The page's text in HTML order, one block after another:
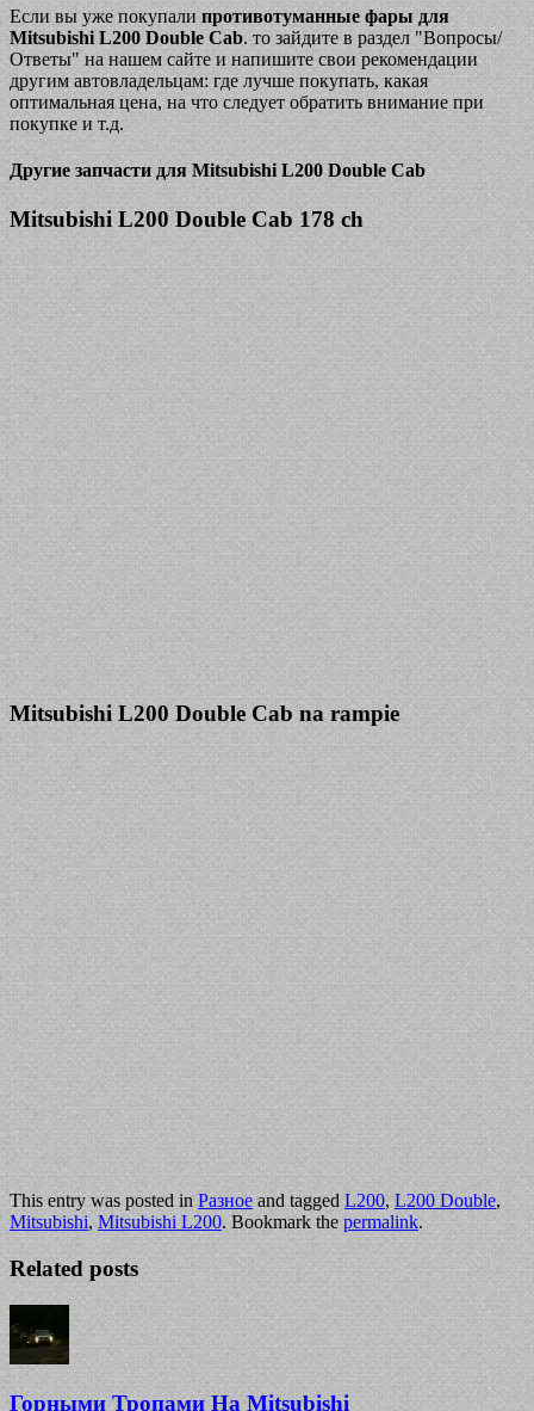
Если вы уже покупали противотуманные фары для
Mitsubishi L200 Double Cab. то зайдите в раздел "Вопросы/
Ответы" на нашем сайте и напишите свои рекомендации
другим автовладельцам: где лучше покупать, какая
оптимальная цена, на что следует обратить внимание при
покупке и т.д.
Другие запчасти для Mitsubishi L200 Double Cab
Mitsubishi L200 Double Cab 178 ch
Mitsubishi L200 Double Cab na rampie
This entry was posted inРазноеand tagged L200,L200 Double,
Mitsubishi,Mitsubishi L200. Bookmark thepermalink.
Related posts
Горными Тропами На Mitsubishi